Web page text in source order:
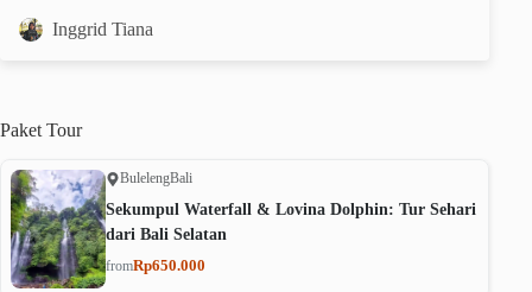
Inggrid Tiana
Paket Tour
BulelengBali
Sekumpul Waterfall & Lovina Dolphin: Tur Sehari
dari Bali Selatan
fromRp650.000